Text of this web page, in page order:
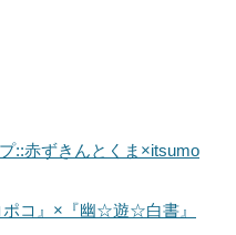
::赤ずきんとくま×itsumo
ポコ』×『幽☆遊☆白書』